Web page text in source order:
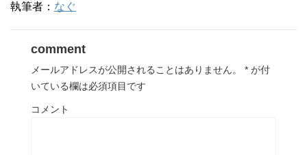
執筆者： なぐ
comment
メールアドレスが公開されることはありません。 * が付
いている欄は必須項目です
コメント